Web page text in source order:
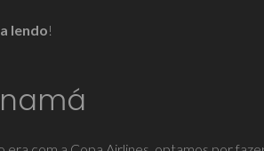
lendo!